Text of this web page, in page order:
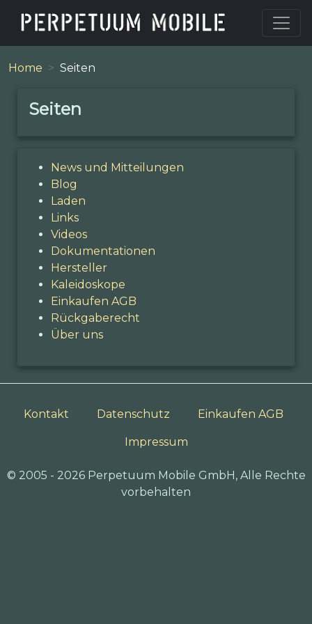
Home Seiten
Seiten
News und Mitteilungen
Blog
Laden
Links
Videos
Dokumentationen
Hersteller
Kaleidoskope
Einkaufen AGB
Rückgaberecht
Über uns
Kontakt Datenschutz Einkaufen AGB
Impressum
© 2005 - 2026 Perpetuum Mobile GmbH, Alle Rechte
vorbehalten